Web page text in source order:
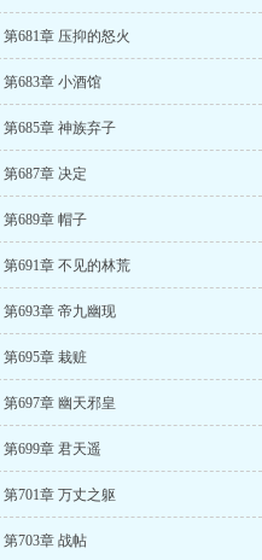
第681章 压抑的怒火
第683章 小酒馆
第685章 神族弃子
第687章 决定
第689章 帽子
第691章 不见的林荒
第693章 帝九幽现
第695章 栽赃
第697章 幽天邪皇
第699章 君天遥
第701章 万丈之躯
第703章 战帖